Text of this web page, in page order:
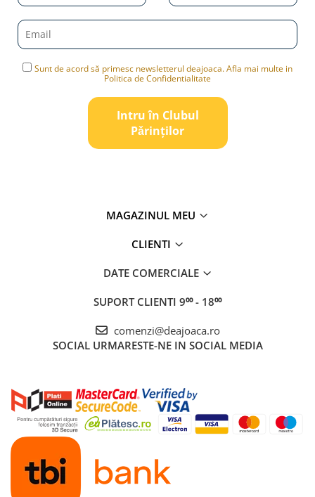
Sunt de acord să primesc newsletterul deajoaca. Afla mai multe in
Politica de Confidentialitate
Intru în Clubul
Pǎrinților
MAGAZINUL MEU
CLIENTI
DATE COMERCIALE
SUPORT CLIENTI 9⁰⁰ - 18⁰⁰
comenzi@deajoaca.ro
SOCIAL URMARESTE-NE IN SOCIAL MEDIA